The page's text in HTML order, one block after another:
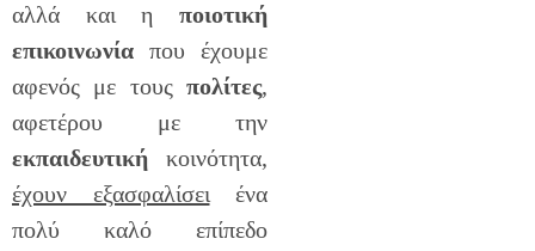
αλλά και η ποιοτική
επικοινωνία που έχουμε
αφενός με τους πολίτες,
αφετέρου με την
εκπαιδευτική κοινότητα,
έχουν εξασφαλίσει ένα
πολύ καλό επίπεδο